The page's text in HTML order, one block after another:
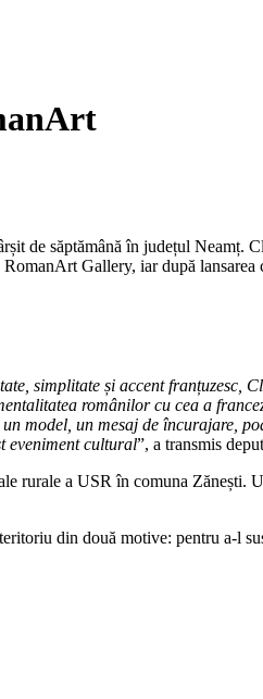
de săptămână în județul Neamț.
Gallery, iar după lansarea
simplitate și accent franțuzesc,
românilor cu cea a
model, un mesaj de încurajare,
eveniment cultural”, a transmis
rurale a USR în comuna Zănești.
din două motive: pentru a-l